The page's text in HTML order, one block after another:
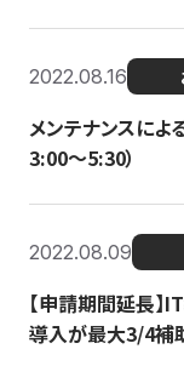
2022.08.16
メンテナンスによ
3:00〜5:30）
2022.08.09
【申請期間延長
導入が最大3/4補